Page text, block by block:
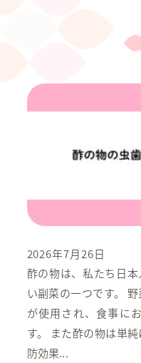
2026年7月26日
酢の物は、私たち日
い副菜の一つです。
が使用され、食事に
す。 また酢の物は単
防効果...